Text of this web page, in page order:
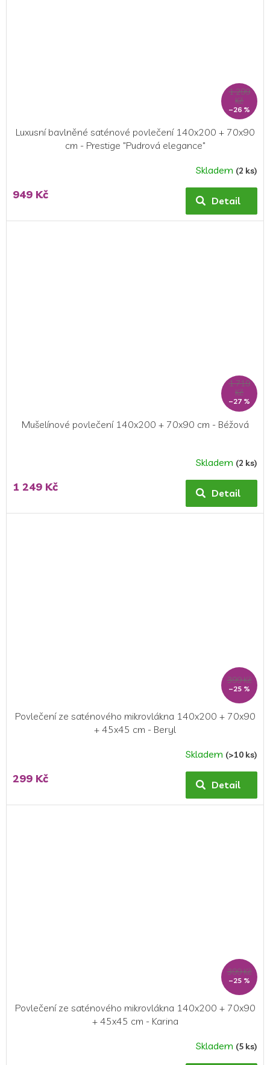
1 299
Kč
–26 %
Luxusní bavlněné saténové povlečení 140x200 + 70x90
cm - Prestige "Pudrová elegance"
Skladem (2 ks)
949 Kč Detail
1 719
Kč
–27 %
Mušelínové povlečení 140x200 + 70x90 cm - Béžová
produktu
5,0
Skladem (2 ks)
1 249 Kč Detail
399 Kč
–25 %
Povlečení ze saténového mikrovlákna 140x200 + 70x90
+ 45x45 cm - Beryl
Skladem (>10 ks)
299 Kč Detail
399 Kč
–25 %
Povlečení ze saténového mikrovlákna 140x200 + 70x90
+ 45x45 cm - Karina
Skladem (5 ks)